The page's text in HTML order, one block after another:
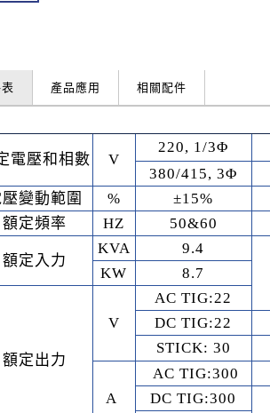
產品應用 相關配件
電壓和相數 V
220, 1/3Φ
380/415, 3Φ
變動範圍
% ±15%
額定頻率
HZ 50&60
額定入力
KVA
9.4
KW
8.7
額定出力
V
AC TIG:22
DC TIG:22
STICK: 30
A
AC TIG:300
DC TIG:300
記住帳號
忘記您的密碼了?